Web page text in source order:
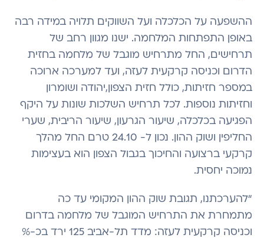
ההשפעה על הכלכלה ועל השווקים תלויה במידה רבה
באופן התפתחות המלחמה. ישנו מגוון רחב של
תרחישים, החל מתרחיש מוגבל של מלחמה בחזית
הדרום וכניסה קרקעית לעזה, ועד למערכה ארוכה
במספר חזיתות, כולל חזית הצפון,יהודה ושומרון
וחזיתות נוספות. לכל תרחיש השלכות שונות על היקף
הפגיעה בכלכלה, שיעור הגרעון, שיעור הריבית, שערי
החליפין ושוק ההון. נכון ל- 24.10 טרם החל מהלך
קרקעי ברצועה והחיכוך בגבול הצפון הוא בעצימות
נמוכה יחסית.
“להערכתנו, תגובת שוק ההון המקומי עד כה
מתמחרת את התרחיש המוגבל של מלחמה בדרום
וכניסה קרקעית לעזה: מדד תל-אביב 125 ירד בכ-%